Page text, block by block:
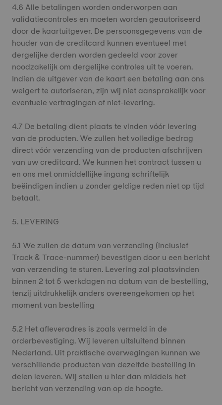
4.6 Alle betalingen worden onderworpen aan
validatiecontroles en moeten worden geautoriseerd
door de kaartuitgever. De persoonsgegevens van de
houder van de creditcard kunnen eventueel met
dergelijke derden worden gedeeld voor zover
noodzakelijk om dergelijke controles uit te voeren.
Indien de uitgever van de kaart een betaling aan ons
weigert te autoriseren, zijn wij niet aansprakelijk voor
eventuele vertragingen of niet-levering.
4.7 De betaling dient plaats te vinden vóór levering
van de producten. We zullen het volledige bedrag
direct vóór verzending van de producten afschrijven
van uw creditcard. We kunnen het contract tussen u
en ons met onmiddellijke ingang schriftelijk
beëindigen indien u zonder geldige reden niet op tijd
betaalt.
5. LEVERING
5.1 We zullen de datum van verzending (inclusief
Track & Trace-nummer) bevestigen door u een bericht
van verzending te sturen. Levering zal plaatsvinden
binnen 2 tot 5 werkdagen na datum van de bestelling,
tenzij uitdrukkelijk anders overeengekomen op het
moment van bestelling
5.2 Het afleveradres is zoals vermeld in de
orderbevestiging. Wij leveren uitsluitend binnen
Nederland. Uit praktische overwegingen kunnen we
verschillende producten van dezelfde bestelling in
delen leveren. Wij stellen u hier dan middels het
bericht van verzending van op de hoogte.